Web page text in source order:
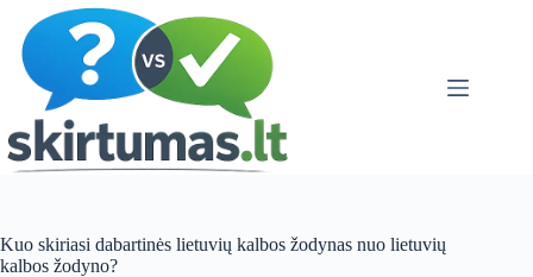
content
Kuo skiriasi dabartinės lietuvių kalbos žodynas nuo lietuvių
kalbos žodyno?